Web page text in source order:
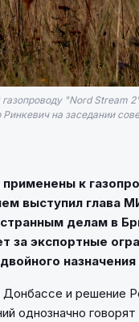
"Nord Stream
на заседании
к
выступил глава
делам в
за экспортные
назначения
и решение
однозначно